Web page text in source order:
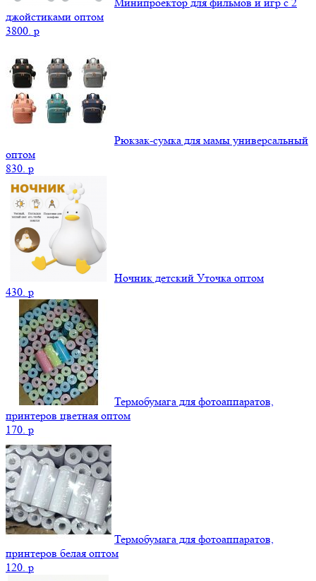
джойстиками оптом
3800. p
Рюкзак-сумка для мамы универсальный
оптом
830. p
Ночник детский Уточка оптом
430. p
Термобумага для фотоаппаратов,
принтеров цветная оптом
170. p
Термобумага для фотоаппаратов,
принтеров белая оптом
120. p